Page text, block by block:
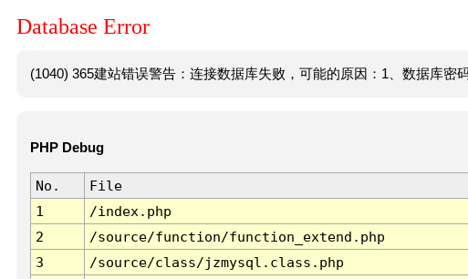
Database Error
(1040) 365建站错误警告：连接数据库失败，可能的原因：1、数据库密
PHP Debug
No. File
1
/index.php
2
/source/function/function_extend.php
3
/source/class/jzmysql.class.php